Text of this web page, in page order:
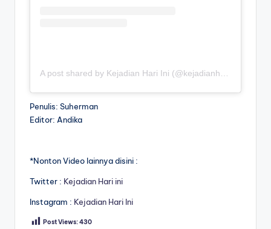
Penulis: Suherman
Editor: Andika
*Nonton Video lainnya disini :
Twitter : Kejadian Hari ini
Instagram : Kejadian Hari Ini
Post Views:430